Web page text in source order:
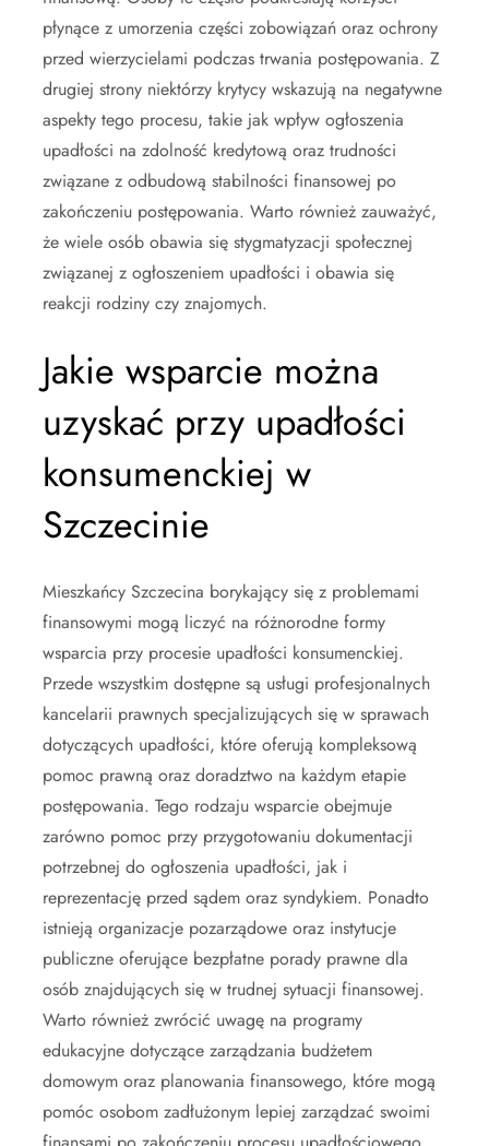
płynące z umorzenia części zobowiązań oraz ochrony
przed wierzycielami podczas trwania postępowania. Z
drugiej strony niektórzy krytycy wskazują na negatywne
aspekty tego procesu, takie jak wpływ ogłoszenia
upadłości na zdolność kredytową oraz trudności
związane z odbudową stabilności finansowej po
zakończeniu postępowania. Warto również zauważyć,
że wiele osób obawia się stygmatyzacji społecznej
związanej z ogłoszeniem upadłości i obawia się
reakcji rodziny czy znajomych.
Jakie wsparcie można
uzyskać przy upadłości
konsumenckiej w
Szczecinie
Mieszkańcy Szczecina borykający się z problemami
finansowymi mogą liczyć na różnorodne formy
wsparcia przy procesie upadłości konsumenckiej.
Przede wszystkim dostępne są usługi profesjonalnych
kancelarii prawnych specjalizujących się w sprawach
dotyczących upadłości, które oferują kompleksową
pomoc prawną oraz doradztwo na każdym etapie
postępowania. Tego rodzaju wsparcie obejmuje
zarówno pomoc przy przygotowaniu dokumentacji
potrzebnej do ogłoszenia upadłości, jak i
reprezentację przed sądem oraz syndykiem. Ponadto
istnieją organizacje pozarządowe oraz instytucje
publiczne oferujące bezpłatne porady prawne dla
osób znajdujących się w trudnej sytuacji finansowej.
Warto również zwrócić uwagę na programy
edukacyjne dotyczące zarządzania budżetem
domowym oraz planowania finansowego, które mogą
pomóc osobom zadłużonym lepiej zarządzać swoimi